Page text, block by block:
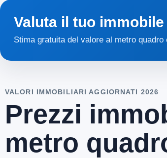
Valuta il tuo
Stima gratuita del valore al metro
VALORI IMMOBILIARI AGGIORNATI 2026
Prezzi
metro